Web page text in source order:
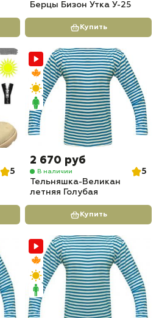
Берцы Бизон Утка У-25
Купить
5
2 670 руб
В наличии
5
Тельняшка-Великан
летняя Голубая
Купить